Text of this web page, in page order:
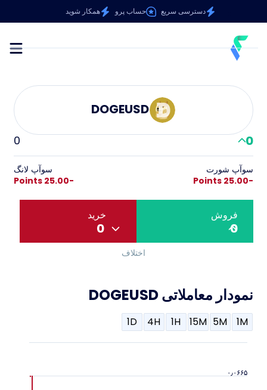
دسترسی سریع حساب پرو همکار شوید
DOGEUSD
0
0
سوآپ شورت
-25.00 Points
سوآپ لانگ
-25.00 Points
فروش
0
خرید
0
اختلاف
نمودار معاملاتی DOGEUSD
1M
5M
15M
1H
4H
1D
۰٫۰۶۶۵